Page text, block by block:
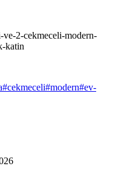
2-cekmeceli-modern-
katin
#cekmeceli#modern#ev-